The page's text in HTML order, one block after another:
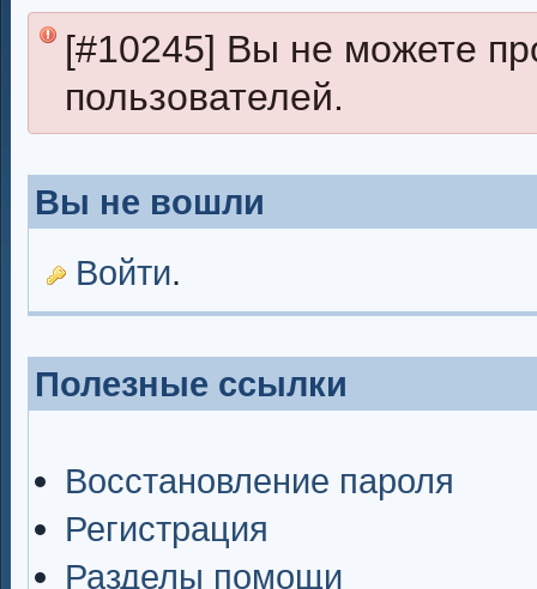
[#10245] Вы не можете
пользователей.
Вы не вошли
Войти.
Полезные ссылки
Восстановление пароля
Регистрация
Разделы помощи